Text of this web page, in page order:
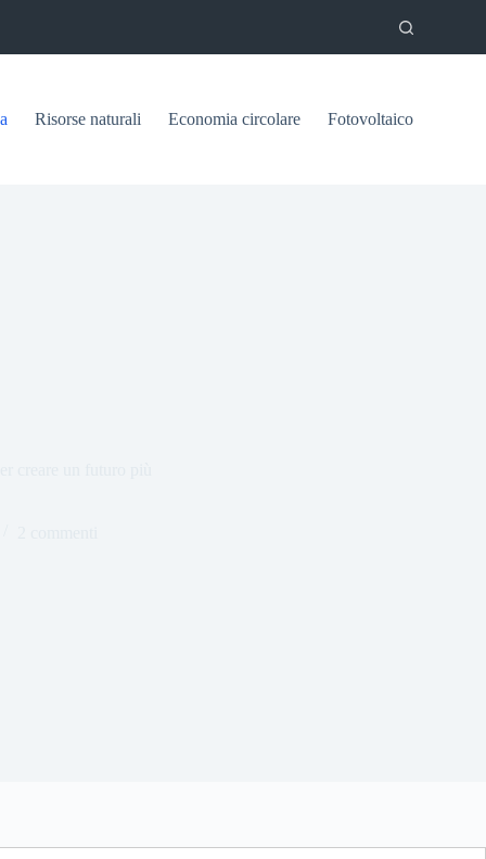
Risorse naturali Economia circolare Fotovoltaico